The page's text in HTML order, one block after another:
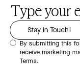
By submitting this
receive marketing
Terms.